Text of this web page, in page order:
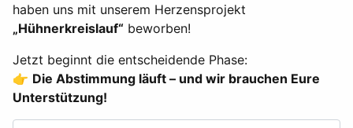
haben uns mit unserem Herzensprojekt
„Hühnerkreislauf“ beworben!
Jetzt beginnt die entscheidende Phase:
👉 Die Abstimmung läuft – und wir brauchen Eure
Unterstützung!